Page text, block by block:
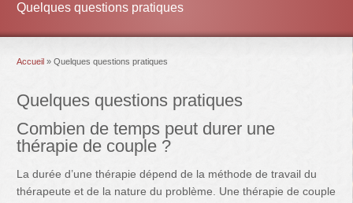
Quelques questions pratiques
Accueil » Quelques questions pratiques
Quelques questions pratiques
Combien de temps peut durer une
thérapie de couple ?
La durée d’une thérapie dépend de la méthode de travail du
thérapeute et de la nature du problème. Une thérapie de couple